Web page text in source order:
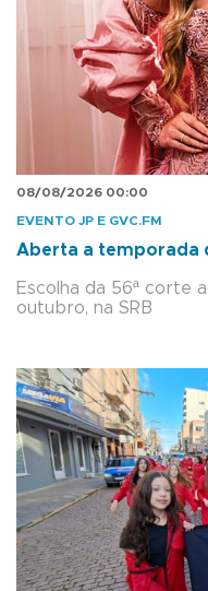
08/08/2026 00:00
EVENTO JP E GVC.FM
Aberta a temporada
Escolha da 56ª corte
outubro, na SRB